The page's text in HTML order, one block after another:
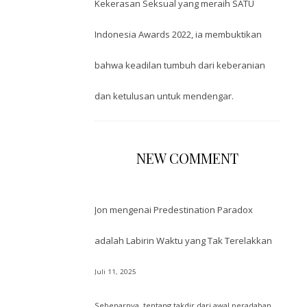
Kekerasan Seksual yang meraih SATU
Indonesia Awards 2022, ia membuktikan
bahwa keadilan tumbuh dari keberanian
dan ketulusan untuk mendengar.
NEW COMMENT
Jon mengenai Predestination Paradox
adalah Labirin Waktu yang Tak Terelakkan
Juli 11, 2025